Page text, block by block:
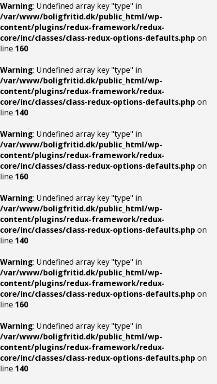
Warning: Undefined array key "type" in
/var/www/boligfritid.dk/public_html/wp-
content/plugins/redux-framework/redux-
core/inc/classes/class-redux-options-defaults.php on
line 160
Warning: Undefined array key "type" in
/var/www/boligfritid.dk/public_html/wp-
content/plugins/redux-framework/redux-
core/inc/classes/class-redux-options-defaults.php on
line 140
Warning: Undefined array key "type" in
/var/www/boligfritid.dk/public_html/wp-
content/plugins/redux-framework/redux-
core/inc/classes/class-redux-options-defaults.php on
line 160
Warning: Undefined array key "type" in
/var/www/boligfritid.dk/public_html/wp-
content/plugins/redux-framework/redux-
core/inc/classes/class-redux-options-defaults.php on
line 140
Warning: Undefined array key "type" in
/var/www/boligfritid.dk/public_html/wp-
content/plugins/redux-framework/redux-
core/inc/classes/class-redux-options-defaults.php on
line 160
Warning: Undefined array key "type" in
/var/www/boligfritid.dk/public_html/wp-
content/plugins/redux-framework/redux-
core/inc/classes/class-redux-options-defaults.php on
line 140